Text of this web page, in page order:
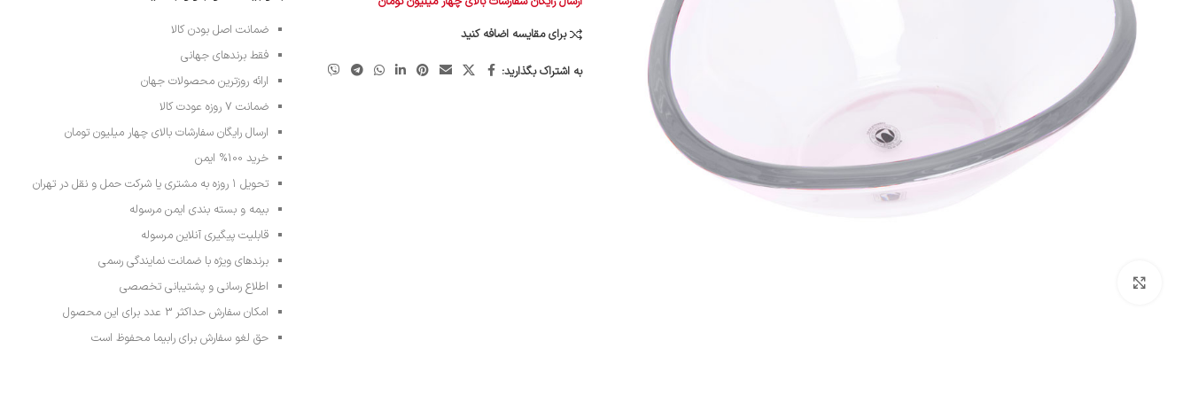
برای مقایسه اضافه کنید
به اشتراک بگذارید:
ضمانت اصل بودن کالا
فقط برندهای جهانی
ارائه روزترین محصولات جهان
ضمانت 7 روزه عودت کالا
ارسال رایگان سفارشات بالای چهار میلیون تومان
خرید 100% ایمن
تحویل ۱ روزه به مشتری یا شرکت حمل و نقل در تهران
بیمه و بسته بندی ایمن مرسوله
قابلیت پیگیری آنلاین مرسوله
برندهای ویژه با ضمانت نمایندگی رسمی
اطلاع رسانی و پشتیبانی تخصصی
امکان سفارش حداکثر 3 عدد برای این محصول
حق لغو سفارش برای رابیما محفوظ است